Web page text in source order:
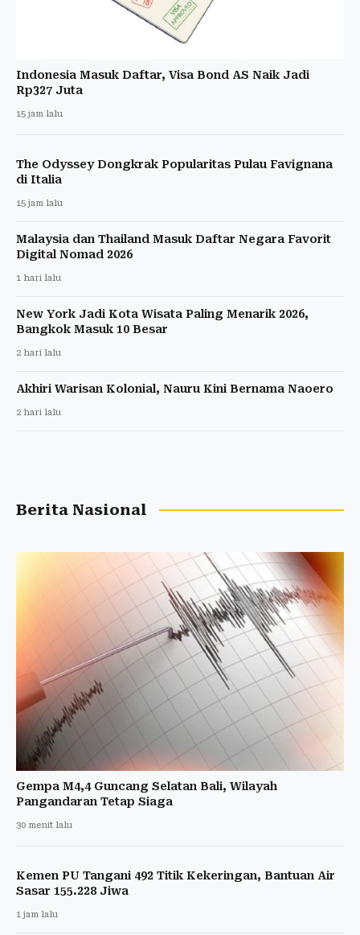
Indonesia Masuk Daftar, Visa Bond AS Naik Jadi
Rp327 Juta
15 jam lalu
The Odyssey Dongkrak Popularitas Pulau Favignana
di Italia
15 jam lalu
Malaysia dan Thailand Masuk Daftar Negara Favorit
Digital Nomad 2026
1 hari lalu
New York Jadi Kota Wisata Paling Menarik 2026,
Bangkok Masuk 10 Besar
2 hari lalu
Akhiri Warisan Kolonial, Nauru Kini Bernama Naoero
2 hari lalu
Berita Nasional
Gempa M4,4 Guncang Selatan Bali, Wilayah
Pangandaran Tetap Siaga
30 menit lalu
Kemen PU Tangani 492 Titik Kekeringan, Bantuan Air
Sasar 155.228 Jiwa
1 jam lalu